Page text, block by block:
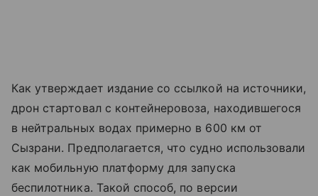
Как утверждает издание со ссылкой на источники,
дрон стартовал с контейнеровоза, находившегося
в нейтральных водах примерно в 600 км от
Сызрани. Предполагается, что судно использовали
как мобильную платформу для запуска
беспилотника. Такой способ, по версии